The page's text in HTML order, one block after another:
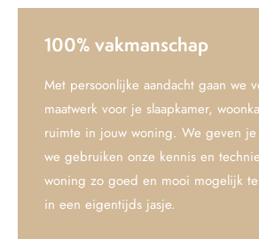
100% vakmanschap
Met persoonlijke aandacht gaan we
maatwerk voor je slaapkamer,
ruimte in jouw woning. We geven
we gebruiken onze kennis en
woning zo goed en mooi mogelijk
in een eigentijds jasje.